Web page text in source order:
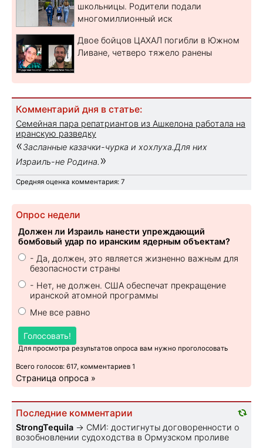
школьницы. Родители подали
многомиллионный иск
Двое бойцов ЦАХАЛ погибли в Южном
Ливане, четверо тяжело ранены
Комментарий дня в статье:
Семейная пара репатриантов из Ашкелона работала на
иранскую разведку
«Засланные казачки-чурка и хохлуха.Для них
Израиль-не Родина. »
Средняя оценка комментария: 7
Опрос недели
Должен ли Израиль нанести упреждающий
бомбовый удар по иранским ядерным объектам?
- Да, должен, это является жизненно важным для
безопасности страны
- Нет, не должен. США обеспечат прекращение
иранской атомной программы
Мне все равно
Голосовать!
Для просмотра результатов опроса вам нужно проголосовать
Всего голосов: 617, комментариев 1
Страница опроса »
Последние комментарии
StrongTequila → СМИ: достигнуты договоренности о
возобновлении судоходства в Ормузском проливе